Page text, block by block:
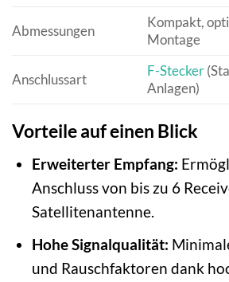
Abmessungen
Kompakt,
Montage
Anschlussart
F-Stecker
Anlagen)
Vorteile auf einen Blick
Erweiterter Empfang:
Anschluss von bis zu 6
Satellitenantenne.
Hohe Signalqualität:
und Rauschfaktoren dank